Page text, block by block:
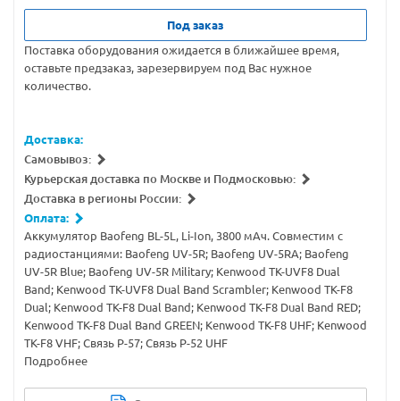
Под заказ
Поставка оборудования ожидается в ближайшее время,
оставьте предзаказ, зарезервируем под Вас нужное
количество.
Доставка:
Самовывоз:
Курьерская доставка по Москве и Подмосковью:
Доставка в регионы России:
Оплата:
Аккумулятор Baofeng BL-5L, Li-Ion, 3800 мАч. Совместим с
радиостанциями: Baofeng UV-5R; Baofeng UV-5RA; Baofeng
UV-5R Blue; Baofeng UV-5R Military; Kenwood TK-UVF8 Dual
Band; Kenwood TK-UVF8 Dual Band Scrambler; Kenwood TK-F8
Dual; Kenwood TK-F8 Dual Band; Kenwood TK-F8 Dual Band RED;
Kenwood TK-F8 Dual Band GREEN; Kenwood TK-F8 UHF; Kenwood
TK-F8 VHF; Связь Р-57; Связь Р-52 UHF
Подробнее